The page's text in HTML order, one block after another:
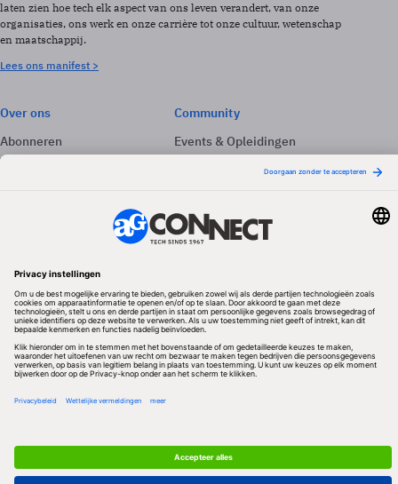
laten zien hoe tech elk aspect van ons leven verandert, van onze
organisaties, ons werk en onze carrière tot onze cultuur, wetenschap
en maatschappij.
Lees ons manifest >
Over ons
Abonneren
Adverteren
Community
Events & Opleidingen
Volg ons
Redactionele partner
Algemene Voorwaarden & Copyrights